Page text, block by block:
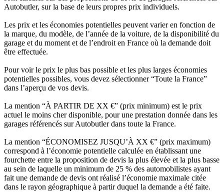
Autobutler, sur la base de leurs propres prix individuels.
Les prix et les économies potentielles peuvent varier en fonction de
la marque, du modèle, de l’année de la voiture, de la disponibilité du
garage et du moment et de l’endroit en France où la demande doit
être effectuée.
Pour voir le prix le plus bas possible et les plus larges économies
potentielles possibles, vous devez sélectionner “Toute la France”
dans l’aperçu de vos devis.
La mention “À PARTIR DE XX €” (prix minimum) est le prix
actuel le moins cher disponible, pour une prestation donnée dans les
garages référencés sur Autobutler dans toute la France.
La mention “ÉCONOMISEZ JUSQU’À XX €” (prix maximum)
correspond à l’économie potentielle calculée en établissant une
fourchette entre la proposition de devis la plus élevée et la plus basse
au sein de laquelle un minimum de 25 % des automobilistes ayant
fait une demande de devis ont réalisé l’économie maximale citée
dans le rayon géographique à partir duquel la demande a été faite.